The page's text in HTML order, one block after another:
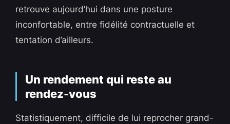
retrouve aujourd’hui dans une posture
inconfortable, entre fidélité contractuelle et
tentation d’ailleurs.
Un rendement qui reste au
rendez-vous
Statistiquement, difficile de lui reprocher grand-